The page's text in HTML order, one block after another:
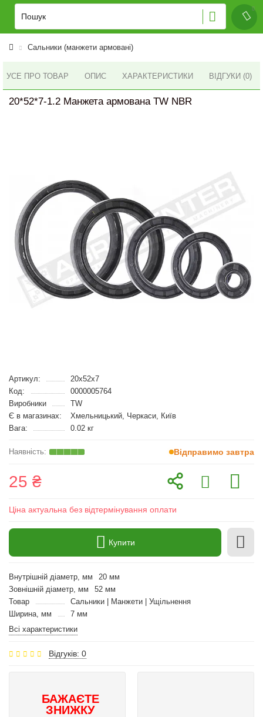
Сальники (манжети армовані)
УСЕ ПРО ТОВАР ОПИС ХАРАКТЕРИСТИКИ ВІДГУКИ (0)
20*52*7-1.2 Манжета армована TW NBR
Артикул:
20x52x7
Код:
0000005764
Виробники
TW
Є в магазинах:
Хмельницький, Черкаси, Київ
Вага:
0.02 кг
Відправимо завтра
25 ₴
Ціна актуальна без відтермінування оплати
Купити
Внутрішній діаметр, мм
20 мм
Зовнішній діаметр, мм
52 мм
Товар
Сальники | Манжети | Ущільнення
Ширина, мм
7 мм
Всі характеристики
Відгуків: 0
БАЖАЄТЕ
ЗНИЖКУ